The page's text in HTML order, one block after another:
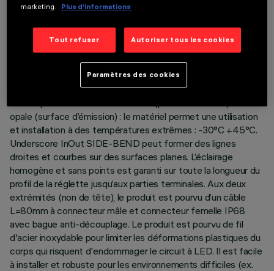
DESCRIPTION
Appareil d’éclairage linéaire pour architecture d’intérieur ou
d’extérieur - à LED monochromes cool white - réalisé sur
circuit flexible blanc 24Vdc, L=1004mm. Le circuit est
entièrement encapsulé IP68 avec gaine en polymère à
opale (surface d’émission) : le matériel permet une utilisation
et installation à des températures extrêmes : -30°C +45°C.
Underscore InOut SIDE-BEND peut former des lignes
droites et courbes sur des surfaces planes. L’éclairage
homogène et sans points est garanti sur toute la longueur du
profil de la réglette jusqu’aux parties terminales. Aux deux
extrémités (non de tête), le produit est pourvu d’un câble
L=80mm à connecteur mâle et connecteur femelle IP68
avec bague anti-découplage. Le produit est pourvu de fil
d'acier inoxydable pour limiter les déformations plastiques du
corps qui risquent d'endommager le circuit à LED. Il est facile
à installer et robuste pour les environnements difficiles (ex.
marketing. Plus d’informations
Tout refuser Autoriser tous les cookies
Paramètres des cookies